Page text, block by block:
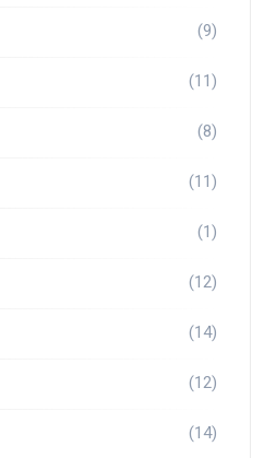
(9)
(11)
(8)
(11)
(1)
(12)
(14)
(12)
(14)